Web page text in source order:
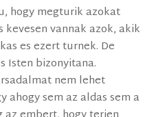
hogy megturik azokat
kevesen vannak azok, akik
es ezert turnek. De
Isten bizonyitana.
nem lehet
ahogy sem az aldas sem a